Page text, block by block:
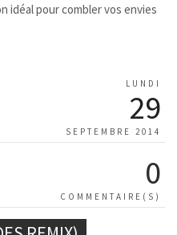
idéal pour combler vos envies
LUNDI
29
SEPTEMBRE 2014
0
COMMENTAIRE(S)